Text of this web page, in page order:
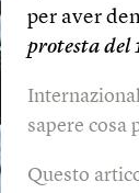
per aver
protesta del
sapere cosa
Questo